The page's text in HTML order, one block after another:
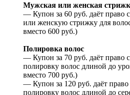
Мужская или женская
— Купон за 60 руб. даёт право
или женскую стрижку для
вместо 600 руб.)
Полировка волос
— Купон за 70 руб. даёт право
полировку волос длиной до
вместо 700 руб.)
— Купон за 120 руб. даёт
полировку волос длиной до